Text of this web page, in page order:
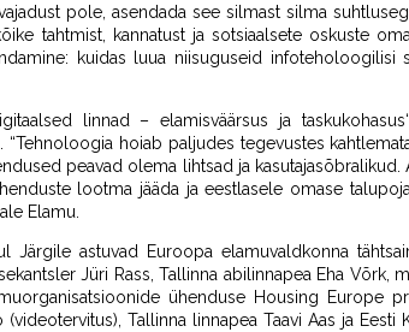
pole, asendada see silmast silma
tahtmist, kannatust ja sotsiaalsete oskuste
kuidas luua niisuguseid infoteholoogilisi
linnad – elamisväärsus ja
“Tehnoloogia hoiab paljudes tegevustes
peavad olema lihtsad ja
lootma jääda ja eestlasele omase
Elamu.
Järgile astuvad Euroopa elamuvaldkonna
Jüri Rass, Tallinna abilinnapea Eha Võrk,
ühenduse Housing Europe
Tallinna linnapea Taavi Aas ja